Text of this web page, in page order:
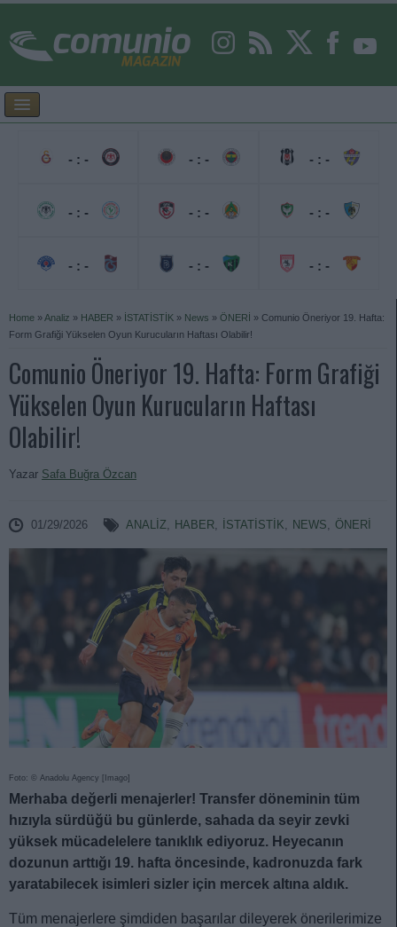
- : -
- : -
- : -
- : -
- : -
- : -
- : -
- : -
- : -
Home »Analiz » HABER » İSTATİSTİK » News » ÖNERİ » Comunio Öneriyor 19. Hafta:
Form Grafiği Yükselen Oyun Kurucuların Haftası Olabilir!
Comunio Öneriyor 19. Hafta: Form Grafiği
Yükselen Oyun Kurucuların Haftası
Olabilir!
Yazar Safa Buğra Özcan
01/29/2026 ANALIZ, HABER, İSTATİSTİK, NEWS, ÖNERİ
Foto: © Anadolu Agency [Imago]
Merhaba değerli menajerler! Transfer döneminin tüm
hızıyla sürdüğü bu günlerde, sahada da seyir zevki
yüksek mücadelelere tanıklık ediyoruz. Heyecanın
dozunun arttığı 19. hafta öncesinde, kadronuzda fark
yaratabilecek isimleri sizler için mercek altına aldık.
Tüm menajerlere şimdiden başarılar dileyerek önerilerimize